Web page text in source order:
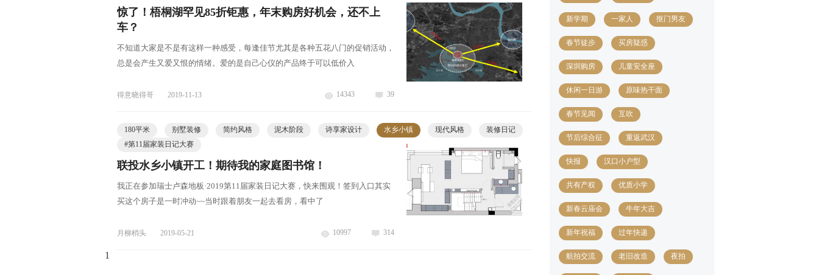
惊了！梧桐湖罕见85折钜惠，年末购房好机会，还不上
车？
不知道大家是不是有这样一种感受，每逢佳节尤其是各种五花八门的促销活动，
总是会产生又爱又恨的情绪。爱的是自己心仪的产品终于可以低价入
得意晓得哥 2019-11-13 14343 39
180平米 别墅装修 简约风格 泥木阶段 诗享家设计 水乡小镇 现代风格
装修日记
#第11届家装日记大赛
联投水乡小镇开工！期待我的家庭图书馆！
我正在参加瑞士卢森地板·2019第11届家装日记大赛，快来围观！签到入口其实
买这个房子是一时冲动~~当时跟着朋友一起去看房，看中了
月柳梢头 2019-05-21 10997 314
1
新学期 一家人 抠门男友
春节徒步 买房疑惑
深圳购房 儿童安全座
休闲一日游 原味热干面
春节见闻 互吹
节后综合征 重返武汉
快报 汉口小户型
共有产权 优质小学
新春云庙会 牛年大吉
新年祝福 过年快递
航拍交流 老旧改造 夜拍